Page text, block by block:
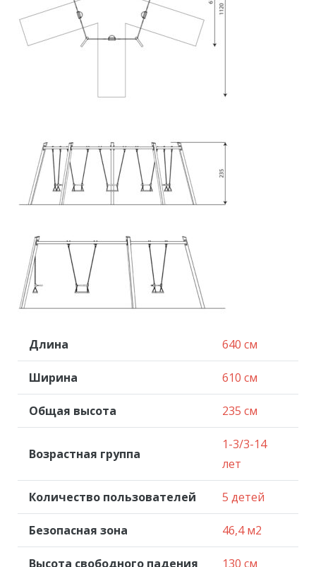
Длина 640 см
Ширина 610 см
Общая высота 235 см
Возрастная группа
1-3/3-14
лет
Количество пользователей 5 детей
Безопасная зона 46,4 м2
Высота свободного падения 130 см